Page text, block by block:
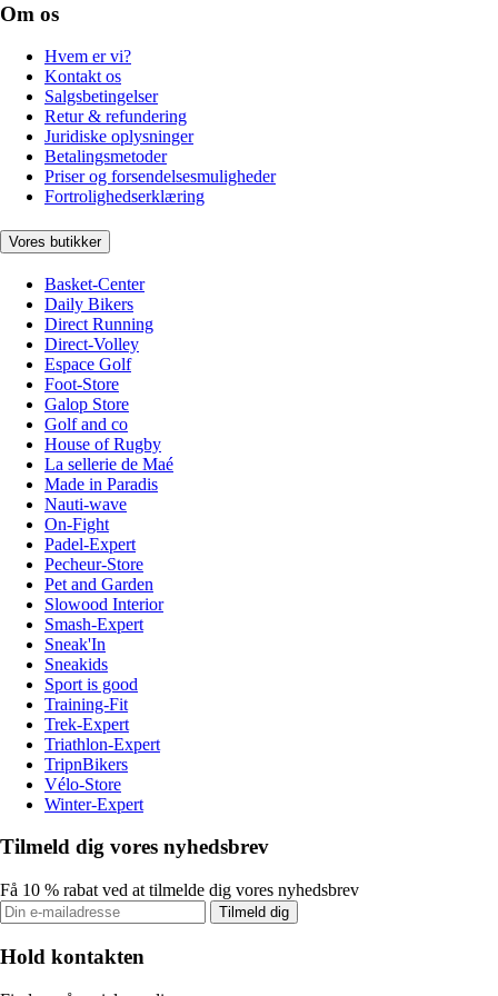
Om os
Hvem er vi?
Kontakt os
Salgsbetingelser
Retur & refundering
Juridiske oplysninger
Betalingsmetoder
Priser og forsendelsesmuligheder
Fortrolighedserklæring
Vores butikker
Basket-Center
Daily Bikers
Direct Running
Direct-Volley
Espace Golf
Foot-Store
Galop Store
Golf and co
House of Rugby
La sellerie de Maé
Made in Paradis
Nauti-wave
On-Fight
Padel-Expert
Pecheur-Store
Pet and Garden
Slowood Interior
Smash-Expert
Sneak'In
Sneakids
Sport is good
Training-Fit
Trek-Expert
Triathlon-Expert
TripnBikers
Vélo-Store
Winter-Expert
Tilmeld dig vores nyhedsbrev
Få 10 % rabat ved at tilmelde dig vores nyhedsbrev
Tilmeld dig
Hold kontakten